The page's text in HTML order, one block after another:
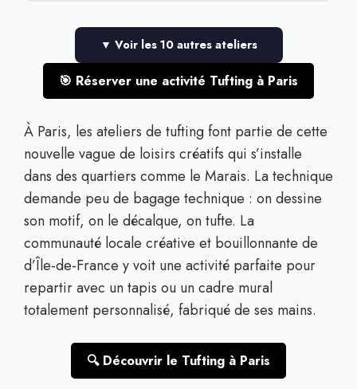
▼ Voir les 10 autres ateliers
🎯 Réserver une activité Tufting à Paris
À Paris, les ateliers de tufting font partie de cette
nouvelle vague de loisirs créatifs qui s’installe
dans des quartiers comme le Marais. La technique
demande peu de bagage technique : on dessine
son motif, on le décalque, on tufte. La
communauté locale créative et bouillonnante de
d’Île-de-France y voit une activité parfaite pour
repartir avec un tapis ou un cadre mural
totalement personnalisé, fabriqué de ses mains.
🔍 Découvrir le Tufting à Paris